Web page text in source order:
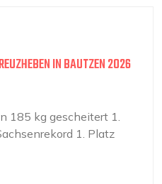
IN BAUTZEN 2026
185 kg gescheitert 1.
1. Platz